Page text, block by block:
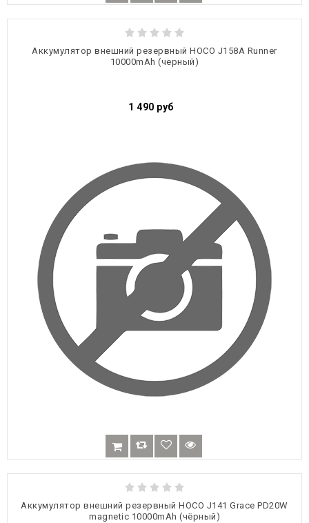
Аккумулятор внешний резервный HOCO J158A Runner
10000mAh (черный)
1 490 руб
Аккумулятор внешний резервный HOCO J141 Grace PD20W
magnetic 10000mAh (чёрный)